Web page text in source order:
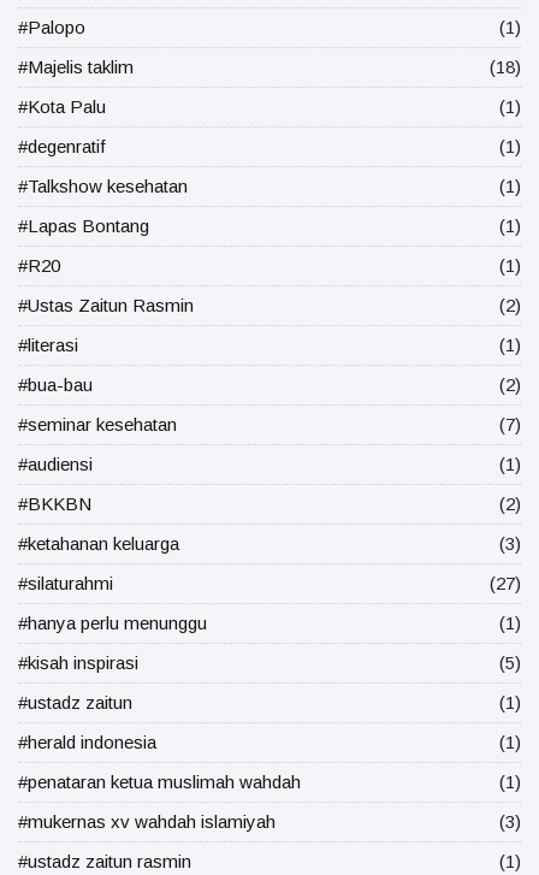
#Palopo
(1)
#Majelis taklim
(18)
#Kota Palu
(1)
#degenratif
(1)
#Talkshow kesehatan
(1)
#Lapas Bontang
(1)
#R20
(1)
#Ustas Zaitun Rasmin
(2)
#literasi
(1)
#bua-bau
(2)
#seminar kesehatan
(7)
#audiensi
(1)
#BKKBN
(2)
#ketahanan keluarga
(3)
#silaturahmi
(27)
#hanya perlu menunggu
(1)
#kisah inspirasi
(5)
#ustadz zaitun
(1)
#herald indonesia
(1)
#penataran ketua muslimah wahdah
(1)
#mukernas xv wahdah islamiyah
(3)
#ustadz zaitun rasmin
(1)